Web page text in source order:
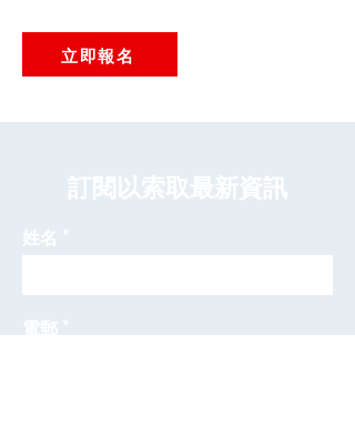
立即報名
​訂閱以索取最新資訊
姓名
電郵